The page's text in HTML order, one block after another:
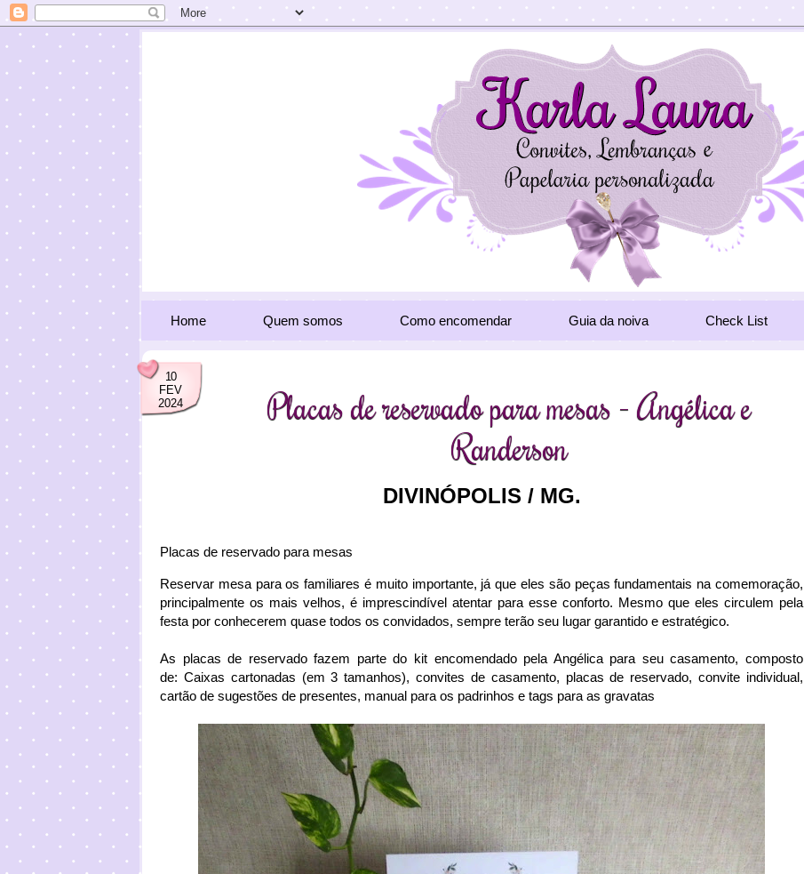
Home Quem somos Como encomendar Guia da noiva Check List
10
FEV
2024
Placas de reservado para mesas - Angélica e
Randerson
DIVINÓPOLIS / MG.
Placas de reservado para mesas
Reservar mesa para os familiares é muito importante, já que eles são peças fundamentais na comemoração,
principalmente os mais velhos, é imprescindível atentar para esse conforto. Mesmo que eles circulem pela
festa por conhecerem quase todos os convidados, sempre terão seu lugar garantido e estratégico.
As placas de reservado fazem parte do kit encomendado pela Angélica para seu casamento, composto
de: Caixas cartonadas (em 3 tamanhos), convites de casamento, placas de reservado, convite individual,
cartão de sugestões de presentes, manual para os padrinhos e tags para as gravatas